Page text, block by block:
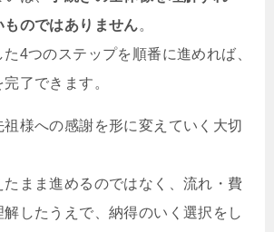
のではありません。
4つのステップを順番に進めれば、
了できます。
様への感謝を形に変えていく大切
まま進めるのではなく、流れ・費
解したうえで、納得のいく選択をし